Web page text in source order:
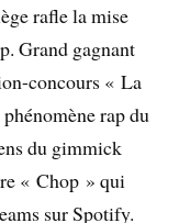
rafle la mise
Grand gagnant
concours « La
rap du
du gimmick
« Chop » qui
sur Spotify.